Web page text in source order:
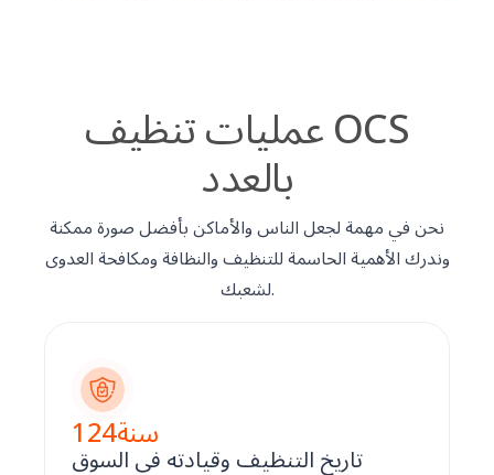
عمليات تنظيف OCS
بالعدد
نحن في مهمة لجعل الناس والأماكن بأفضل صورة ممكنة
وندرك الأهمية الحاسمة للتنظيف والنظافة ومكافحة العدوى
لشعبك.
124سنة
تاريخ التنظيف وقيادته في السوق